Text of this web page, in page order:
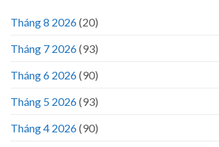
Tháng 8 2026(20)
Tháng 7 2026(93)
Tháng 6 2026(90)
Tháng 5 2026(93)
Tháng 4 2026(90)